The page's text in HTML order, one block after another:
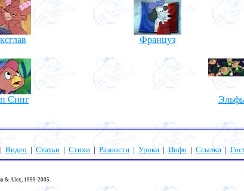
Француз
Синг
| Видео |Статьи | Стихи |Разности | Уроки|Инфо | Ссылки|
& Alex, 1999-2005.